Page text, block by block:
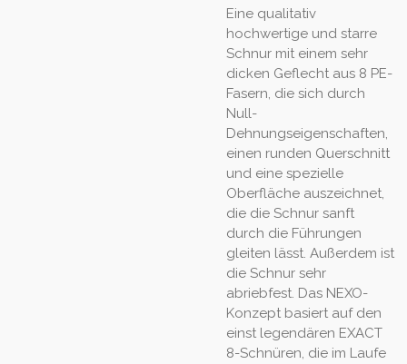
Eine qualitativ
hochwertige und starre
Schnur mit einem sehr
dicken Geflecht aus 8 PE-
Fasern, die sich durch
Null-
Dehnungseigenschaften,
einen runden Querschnitt
und eine spezielle
Oberfläche auszeichnet,
die die Schnur sanft
durch die Führungen
gleiten lässt. Außerdem ist
die Schnur sehr
abriebfest. Das NEXO-
Konzept basiert auf den
einst legendären EXACT
8-Schnüren, die im Laufe